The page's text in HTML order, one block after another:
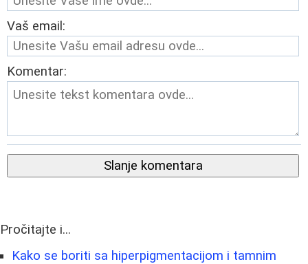
Vaš email:
Komentar:
Slanje komentara
Pročitajte i...
Kako se boriti sa hiperpigmentacijom i tamnim